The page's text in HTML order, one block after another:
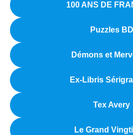
100 ANS DE
Puzzles BD
Démons et
Ex-Libris
Tex Avery
Le Grand